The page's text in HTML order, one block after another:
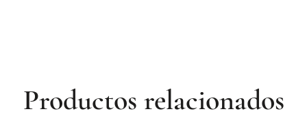
Productos relacionados